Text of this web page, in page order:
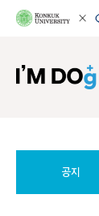
공지